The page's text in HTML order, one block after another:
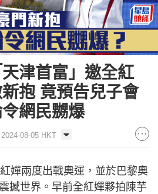
津首富」邀全紅
抱 竟預告兒子會
網民嬲爆
08-05 HKT
嬋兩度出戰奧運，並於巴黎奧
撼世界。早前全紅嬋夥拍陳芋